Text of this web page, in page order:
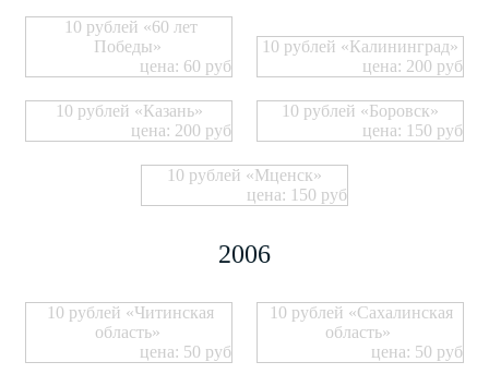
10 рублей «60 лет
Победы»
цена: 60 руб
10 рублей «Калининград»
цена: 200 руб
10 рублей «Казань»
цена: 200 руб
10 рублей «Боровск»
цена: 150 руб
10 рублей «Мценск»
цена: 150 руб
2006
10 рублей «Читинская
область»
цена: 50 руб
10 рублей «Сахалинская
область»
цена: 50 руб